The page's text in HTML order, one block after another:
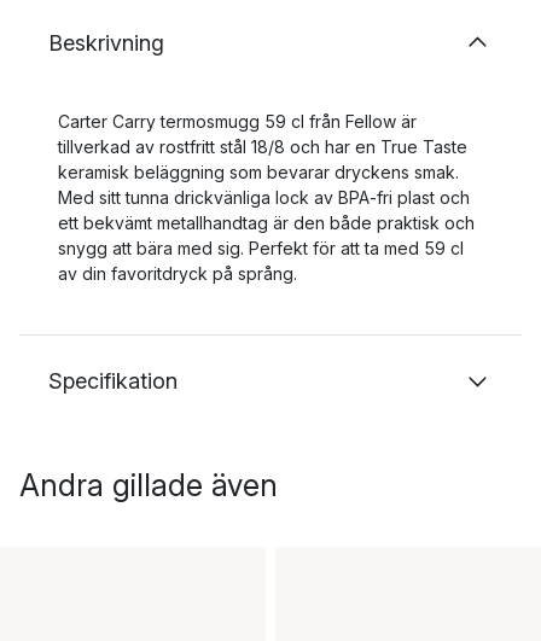
Beskrivning
Carter Carry termosmugg 59 cl från Fellow är
tillverkad av rostfritt stål 18/8 och har en True Taste
keramisk beläggning som bevarar dryckens smak.
Med sitt tunna drickvänliga lock av BPA-fri plast och
ett bekvämt metallhandtag är den både praktisk och
snygg att bära med sig. Perfekt för att ta med 59 cl
av din favoritdryck på språng.
Specifikation
Andra gillade även